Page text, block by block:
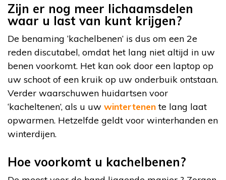
Zijn er nog meer lichaamsdelen
waar u last van kunt krijgen?
De benaming ‘kachelbenen’ is dus om een 2e
reden discutabel, omdat het lang niet altijd in uw
benen voorkomt. Het kan ook door een laptop op
uw schoot of een kruik op uw onderbuik ontstaan.
Verder waarschuwen huidartsen voor
‘kacheltenen’, als u uw wintertenente lang laat
opwarmen. Hetzelfde geldt voor winterhanden en
winterdijen.
Hoe voorkomt u kachelbenen?